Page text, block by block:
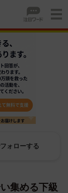
ォローする
集める下級